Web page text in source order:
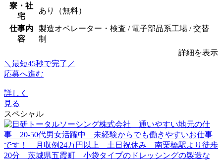
寮・社
宅
あり（無料）
仕事内
容
製造オペレーター・検査 / 電子部品系工場 / 交替
制
詳細を表示
＼最短45秒で完了／
応募へ進む
詳しく
見る
スペシャル